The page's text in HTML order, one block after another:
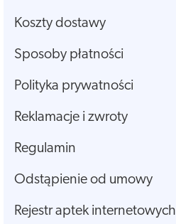
Koszty dostawy
Sposoby płatności
Polityka prywatności
Reklamacje i zwroty
Regulamin
Odstąpienie od umowy
Rejestr aptek internetowych